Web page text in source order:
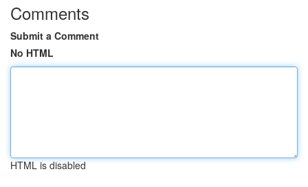
Comments
Submit a Comment
No HTML
HTML is disabled